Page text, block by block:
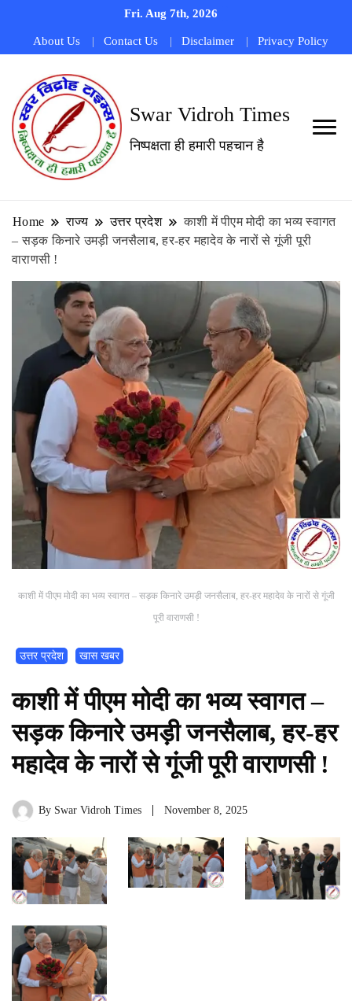
Fri. Aug 7th, 2026
About Us Contact Us Disclaimer Privacy Policy
Swar Vidroh Times
निष्पक्षता ही हमारी पहचान है
Home राज्य उत्तर प्रदेश
काशी में पीएम मोदी का भव्य स्वागत
– सड़क किनारे उमड़ी जनसैलाब, हर-हर महादेव के नारों से गूंजी पूरी
वाराणसी !
काशी में पीएम मोदी का भव्य स्वागत – सड़क किनारे उमड़ी जनसैलाब, हर-हर महादेव के नारों से गूंजी
पूरी वाराणसी !
उत्तर प्रदेश खास खबर
काशी में पीएम मोदी का भव्य स्वागत –
सड़क किनारे उमड़ी जनसैलाब, हर-हर
महादेव के नारों से गूंजी पूरी वाराणसी !
By Swar Vidroh Times November 8, 2025